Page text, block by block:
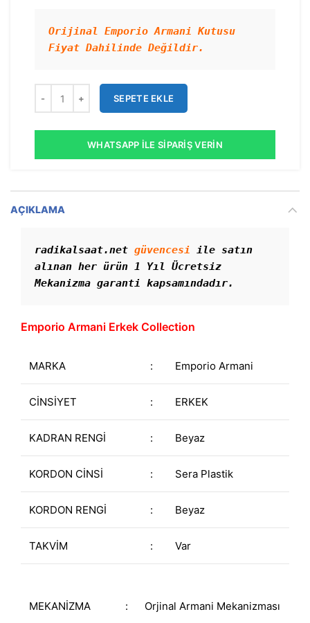
Orijinal Emporio Armani Kutusu
Fiyat Dahilinde Değildir.
SEPETE EKLE
WHATSAPP İLE SIPARIŞ VERIN
AÇIKLAMA
radikalsaat.net güvencesi ile satın
alınan her ürün 1 Yıl Ücretsiz
Mekanizma garanti kapsamındadır.
Emporio Armani Erkek Collection
MARKA : Emporio Armani
CİNSİYET : ERKEK
KADRAN RENGİ : Beyaz
KORDON CİNSİ : Sera Plastik
KORDON RENGİ : Beyaz
TAKVİM : Var
MEKANİZMA : Orjinal Armani Mekanizması